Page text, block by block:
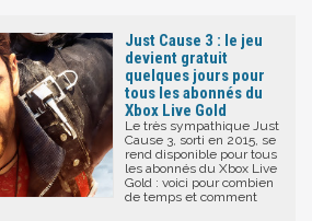
Just Cause 3 : le jeu
devient gratuit
quelques jours pour
tous les abonnés du
Xbox Live Gold
Le très sympathique Just
Cause 3, sorti en 2015, se
rend disponible pour tous
les abonnés du Xbox Live
Gold : voici pour combien
de temps et comment